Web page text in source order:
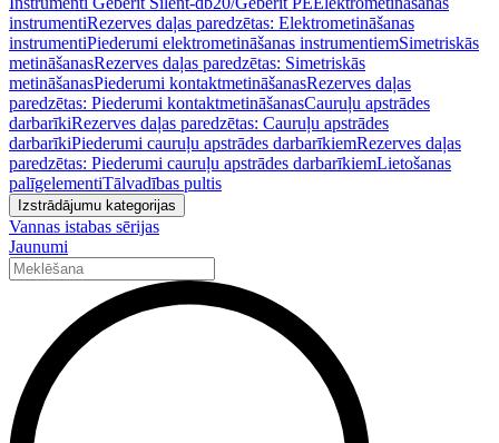
instrumentiRezerves daļas paredzētas: Elektrometināšanas
instrumentiPiederumi elektrometināšanas instrumentiemSimetriskās
metināšanasRezerves daļas paredzētas: Simetriskās
metināšanasPiederumi kontaktmetināšanasRezerves daļas
paredzētas: Piederumi kontaktmetināšanasCauruļu apstrādes
darbarīkiRezerves daļas paredzētas: Cauruļu apstrādes
darbarīkiPiederumi cauruļu apstrādes darbarīkiemRezerves daļas
paredzētas: Piederumi cauruļu apstrādes darbarīkiemLietošanas
palīgelementiTālvadības pultis
Izstrādājumu kategorijas
Vannas istabas sērijas
Jaunumi